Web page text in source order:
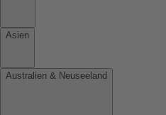
Asien
Australien & Neuseeland